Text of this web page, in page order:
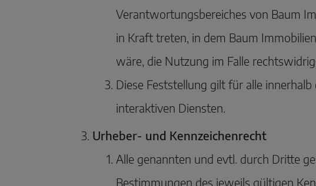
Verantwortungsbereiches von Baum
in Kraft treten, in dem Baum
wäre, die Nutzung im Falle
Diese Feststellung gilt für alle
interaktiven Diensten.
Urheber- und Kennzeichenrecht
Alle genannten und evtl. durch Dritte
Bestimmungen des jeweils gültigen